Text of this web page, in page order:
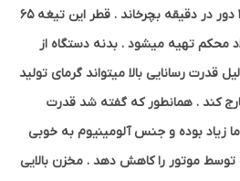
میتواند تیغه ی آسیاب را 1400 دور در دقیقه بچرخاند . قطر این تیغه 65
محکم تهیه میشود . بدنه دستگاه از
قدرت رسانایی بالا میتواند گرمای تولید
کند . همانطور که گفته شد قدرت
زیاد بوده و جنس آلومینیوم به خوبی
توسط موتور را کاهش دهد . مخزن بالایی